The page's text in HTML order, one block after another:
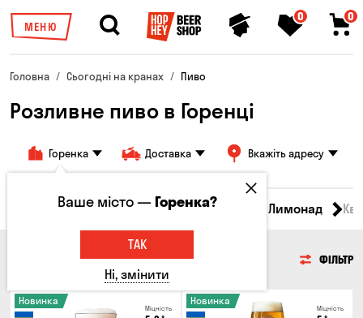
МЕНЮ
0 0
Головна Сьогодні на кранах Пиво
Розливне пиво в Горенці
Горенка Доставка Вкажіть адресу
Всі товари Пиво Сидр Лимонад
ФІЛЬТР
Міцність
Новинка
Міцність
Новинка
Ваше місто —Горенка?
ТАК
Ні, змінити